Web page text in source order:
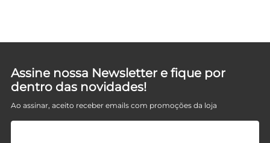
Assine nossa Newsletter e fique por
dentro das novidades!
Ao assinar, aceito receber emails com promoções da loja